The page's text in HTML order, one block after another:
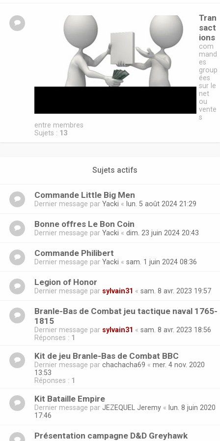
Tran
sact
ions
com
mand
es
group
ées
sur le
net
ou
vente
s
entre membres
Sujets : 13
Sujets actifs
Commande Little Big Men
Dernier message par Yacki « lun. 5 août 2024 21:29
Bonne offres Le Bon Coin
Dernier message par Yacki « dim. 23 juin 2024 20:43
Commande Philibert
Dernier message par Yacki « sam. 1 juin 2024 08:36
Legion of Honor
Dernier message par sylvain31 « sam. 8 avr. 2023 19:57
Branle-Bas de Combat jeu tactique naval 1765-
1815
Dernier message par sylvain31 « sam. 8 avr. 2023 18:56
Réponses : 1
Kit de jeu Branle-Bas de Combat BBC
Dernier message par chachacha69 « mer. 4 nov. 2020
13:53
Réponses : 1
Kit Bataille Empire
Dernier message par JEZEQUEL Jeremy « lun. 8 juin 2020
17:46
Présentation campagne D&D Greyhawk